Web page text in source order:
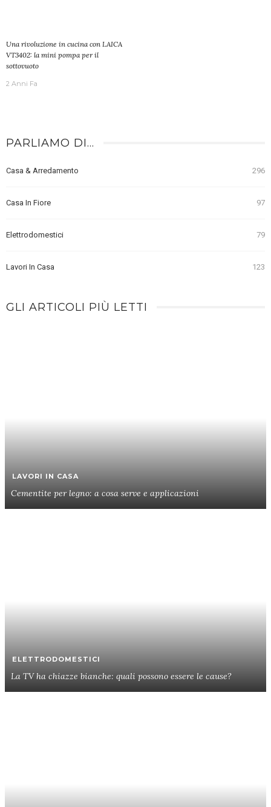
Una rivoluzione in cucina con LAICA
VT3402: la mini pompa per il
sottovuoto
2 Anni Fa
PARLIAMO DI…
Casa & Arredamento 296
Casa In Fiore 97
Elettrodomestici 79
Lavori In Casa 123
GLI ARTICOLI PIÙ LETTI
LAVORI IN CASA
Cementite per legno: a cosa serve e applicazioni
ELETTRODOMESTICI
La TV ha chiazze bianche: quali possono essere le cause?